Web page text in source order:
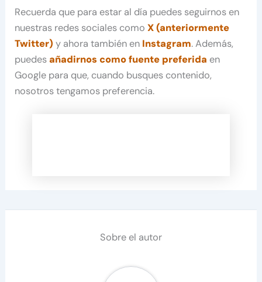
Recuerda que para estar al día puedes seguirnos en
nuestras redes sociales comoX (anteriormente
Twitter) y ahora también en Instagram. Además,
puedesañadirnos como fuente preferida en
Google para que, cuando busques contenido,
nosotros tengamos preferencia.
Sobre el autor